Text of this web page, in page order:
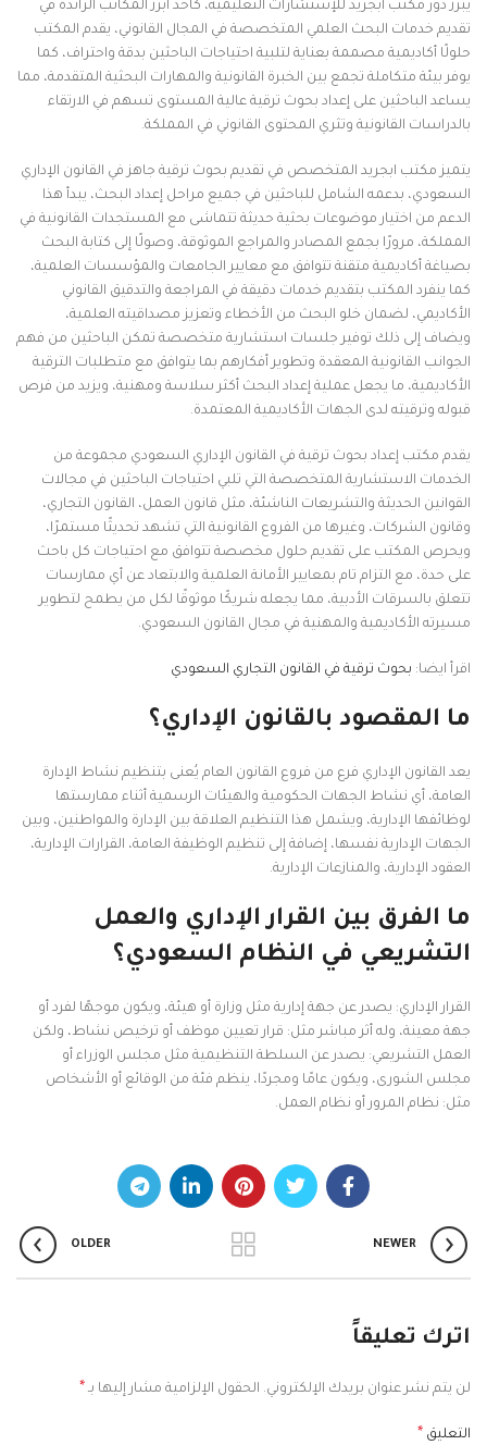
يبرز دور مكتب أبجريد للإستشارات التعليمية، كأحد أبرز المكاتب الرائدة في
تقديم خدمات البحث العلمي المتخصصة في المجال القانوني، يقدم المكتب
حلولًا أكاديمية مصممة بعناية لتلبية احتياجات الباحثين بدقة واحتراف، كما
يوفر بيئة متكاملة تجمع بين الخبرة القانونية والمهارات البحثية المتقدمة، مما
يساعد الباحثين على إعداد بحوث ترقية عالية المستوى تسهم في الارتقاء
بالدراسات القانونية وتثري المحتوى القانوني في المملكة.
يتميز مكتب ابجريد المتخصص في تقديم بحوث ترقية جاهز في القانون الإداري
السعودي، بدعمه الشامل للباحثين في جميع مراحل إعداد البحث، يبدأ هذا
الدعم من اختيار موضوعات بحثية حديثة تتماشى مع المستجدات القانونية في
المملكة، مرورًا بجمع المصادر والمراجع الموثوقة، وصولًا إلى كتابة البحث
بصياغة أكاديمية متقنة تتوافق مع معايير الجامعات والمؤسسات العلمية،
كما ينفرد المكتب بتقديم خدمات دقيقة في المراجعة والتدقيق القانوني
الأكاديمي، لضمان خلو البحث من الأخطاء وتعزيز مصداقيته العلمية،
ويضاف إلى ذلك توفير جلسات استشارية متخصصة تمكن الباحثين من فهم
الجوانب القانونية المعقدة وتطوير أفكارهم بما يتوافق مع متطلبات الترقية
الأكاديمية، ما يجعل عملية إعداد البحث أكثر سلاسة ومهنية، ويزيد من فرص
قبوله وترقيته لدى الجهات الأكاديمية المعتمدة.
يقدم مكتب إعداد بحوث ترقية في القانون الإداري السعودي مجموعة من
الخدمات الاستشارية المتخصصة التي تلبي احتياجات الباحثين في مجالات
القوانين الحديثة والتشريعات الناشئة، مثل قانون العمل، القانون التجاري،
وقانون الشركات، وغيرها من الفروع القانونية التي تشهد تحديثًا مستمرًا،
ويحرص المكتب على تقديم حلول مخصصة تتوافق مع احتياجات كل باحث
على حدة، مع التزام تام بمعايير الأمانة العلمية والابتعاد عن أي ممارسات
تتعلق بالسرقات الأدبية، مما يجعله شريكًا موثوقًا لكل من يطمح لتطوير
مسيرته الأكاديمية والمهنية في مجال القانون السعودي.
اقرأ ايضا: بحوث ترقية في القانون التجاري السعودي
ما المقصود بالقانون الإداري؟
يعد القانون الإداري فرع من فروع القانون العام يُعنى بتنظيم نشاط الإدارة
العامة، أي نشاط الجهات الحكومية والهيئات الرسمية أثناء ممارستها
لوظائفها الإدارية، ويشمل هذا التنظيم العلاقة بين الإدارة والمواطنين، وبين
الجهات الإدارية نفسها، إضافة إلى تنظيم الوظيفة العامة، القرارات الإدارية،
العقود الإدارية، والمنازعات الإدارية.
ما الفرق بين القرار الإداري والعمل
التشريعي في النظام السعودي؟
القرار الإداري: يصدر عن جهة إدارية مثل وزارة أو هيئة، ويكون موجهًا لفرد أو
جهة معينة، وله أثر مباشر مثل: قرار تعيين موظف أو ترخيص نشاط، ولكن
العمل التشريعي: يصدر عن السلطة التنظيمية مثل مجلس الوزراء أو
مجلس الشورى، ويكون عامًا ومجردًا، ينظم فئة من الوقائع أو الأشخاص
مثل: نظام المرور أو نظام العمل.
NEWER
OLDER
اترك تعليقاً
لن يتم نشر عنوان بريدك الإلكتروني. الحقول الإلزامية مشار إليها بـ *
التعليق *